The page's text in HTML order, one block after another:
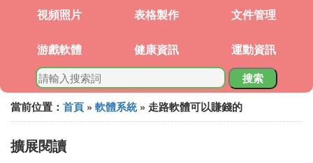
視頻照片 表格製作 文件管理
游戲軟體 健康資訊 運動資訊
搜索
當前位置： 首頁 » 軟體系統» 走路軟體可以賺錢的
擴展閱讀